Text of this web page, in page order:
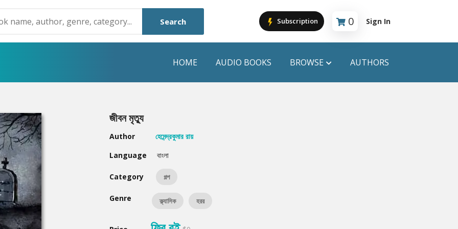
Search Subscription 0
Cart is empty
Sign In
HOME AUDIO BOOKS BROWSE
Humayun Ahmed
Mouri Morium
Hot & New
AUTHORS
জীবন মৃত্যু
Author
হেমেন্দ্রকুমার রায়
Language
বাংলা
Category গল্প
Genre ক্ল্যাসিক হরর